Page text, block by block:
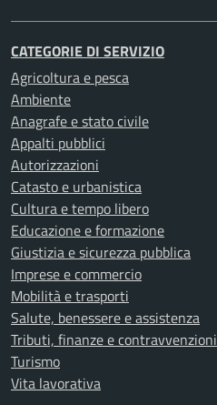
CATEGORIE DI SERVIZIO
Agricoltura e pesca
Ambiente
Anagrafe e stato civile
Appalti pubblici
Autorizzazioni
Catasto e urbanistica
Cultura e tempo libero
Educazione e formazione
Giustizia e sicurezza pubblica
Imprese e commercio
Mobilità e trasporti
Salute, benessere e assistenza
Tributi, finanze e contravvenzioni
Turismo
Vita lavorativa